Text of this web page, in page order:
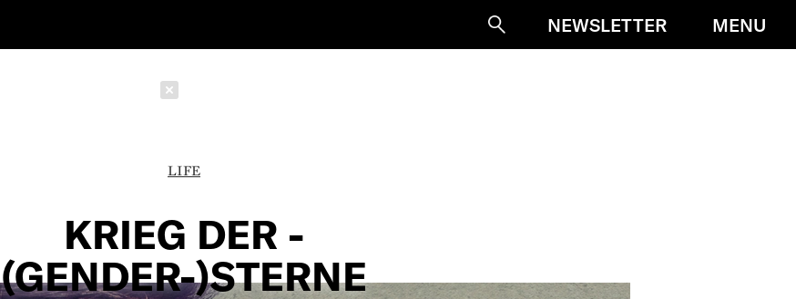
SucheNEWSLETTER MENU
LIFE
KRIEG DER ­
(GENDER-)STERNE